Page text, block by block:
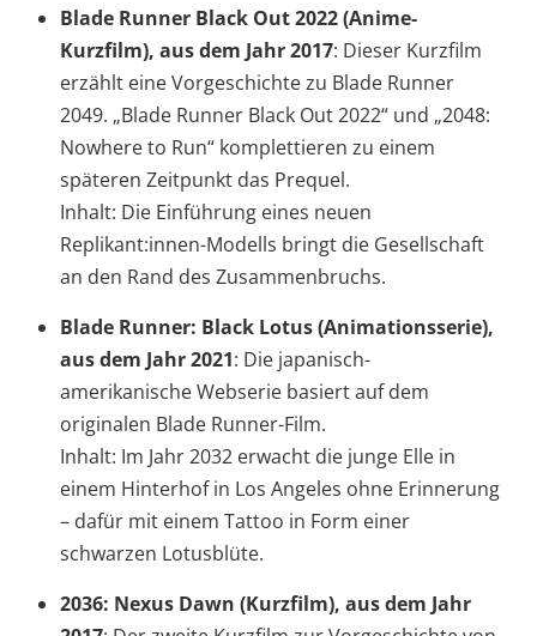
Blade Runner Black Out 2022 (Anime-
Kurzfilm), aus dem Jahr 2017: Dieser Kurzfilm
erzählt eine Vorgeschichte zu Blade Runner
2049. „Blade Runner Black Out 2022“ und „2048:
Nowhere to Run“ komplettieren zu einem
späteren Zeitpunkt das Prequel.
Inhalt: Die Einführung eines neuen
Replikant:innen-Modells bringt die Gesellschaft
an den Rand des Zusammenbruchs.
Blade Runner: Black Lotus (Animationsserie),
aus dem Jahr 2021: Die japanisch-
amerikanische Webserie basiert auf dem
originalen Blade Runner-Film.
Inhalt: Im Jahr 2032 erwacht die junge Elle in
einem Hinterhof in Los Angeles ohne Erinnerung
– dafür mit einem Tattoo in Form einer
schwarzen Lotusblüte.
2036: Nexus Dawn (Kurzfilm), aus dem Jahr